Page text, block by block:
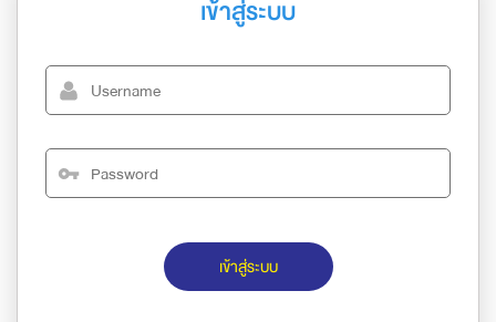
เข้าสู่ระบบ
เข้าสู่ระบบ